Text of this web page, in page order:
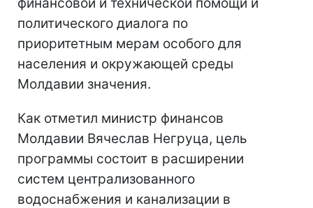
политического диалога по
приоритетным мерам особого для
населения и окружающей среды
Молдавии значения.
Как отметил министр финансов
Молдавии Вячеслав Негруца, цель
программы состоит в расширении
систем централизованного
водоснабжения и канализации в